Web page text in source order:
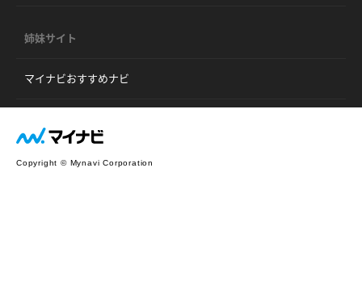
姉妹サイト
マイナビおすすめナビ
Copyright © Mynavi Corporation